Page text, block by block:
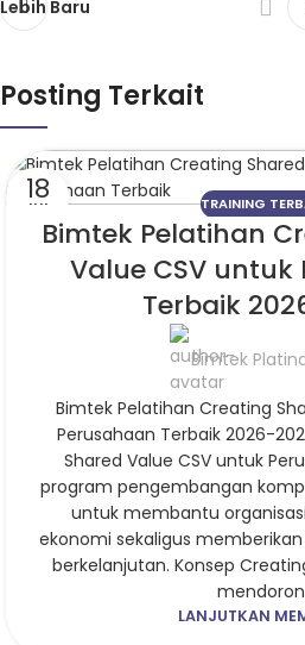
Lebih Baru
Posting Terkait
18
JUL TRAINING
Bimtek Pelatihan
Value CSV untuk
Terbaik
Bimtek
Bimtek Pelatihan Creating
Perusahaan Terbaik 2026-
Shared Value CSV untuk
program pengembangan
untuk membantu
ekonomi sekaligus
berkelanjutan. Konsep
LANJUTKAN